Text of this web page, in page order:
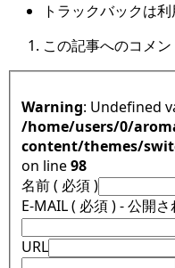
トラックバックは利
この記事へのコメン
Warning : Undefined
/home/users/0/
content/themes/
on line98
名前 ( 必須 )
E-MAIL ( 必須 ) - 公開
URL